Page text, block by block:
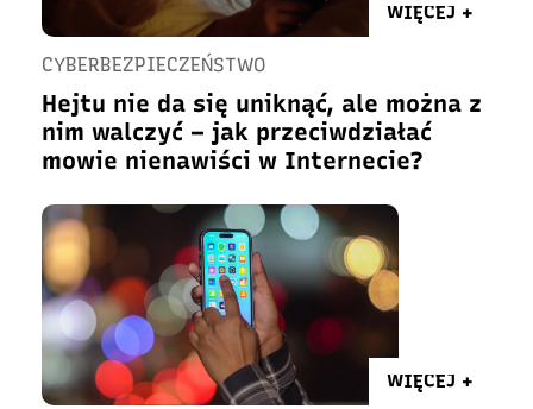
WIĘCEJ +
CYBERBEZPIECZEŃSTWO
Hejtu nie da się uniknąć, ale można z
nim walczyć – jak przeciwdziałać
mowie nienawiści w Internecie?
WIĘCEJ +